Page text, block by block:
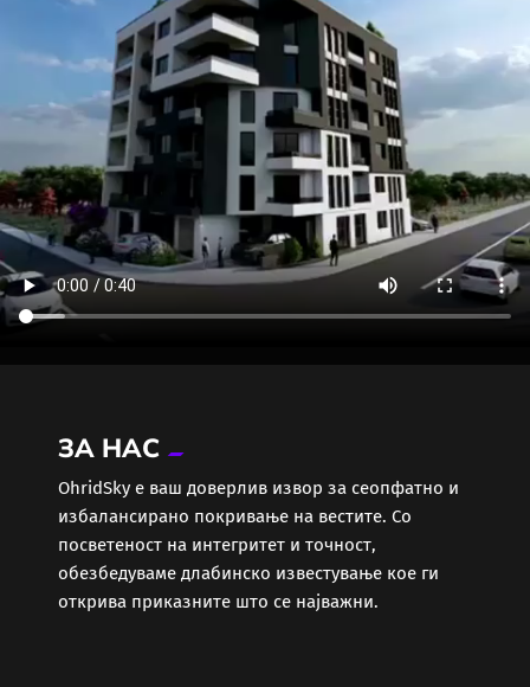
ЗА НАС
ОhridSky е ваш доверлив извор за сеопфатно и
избалансирано покривање на вестите. Со
посветеност на интегритет и точност,
обезбедуваме длабинско известување кое ги
открива приказните што се најважни.